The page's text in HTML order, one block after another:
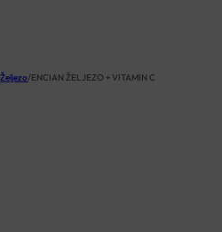
Željezo/ENCIAN ŽELJEZO + VITAMIN C